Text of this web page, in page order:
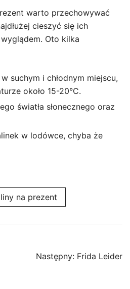
warto przechowywać
cieszyć się ich
Oto kilka
suchym i chłodnym miejscu,
około 15-20°C.
światła słonecznego oraz
w lodówce, chyba że
na prezent
Następny: Frida Leider